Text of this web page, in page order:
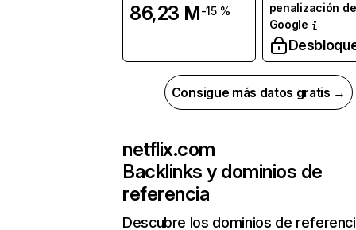
86,23 M-15 %
penalización de
Google
Consigue más datos gratis →
netflix.com
Backlinks y dominios de
referencia
Descubre los dominios de